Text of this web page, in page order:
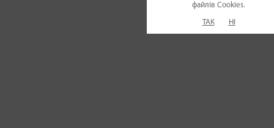
файлiв Cookies.
ТАК НІ